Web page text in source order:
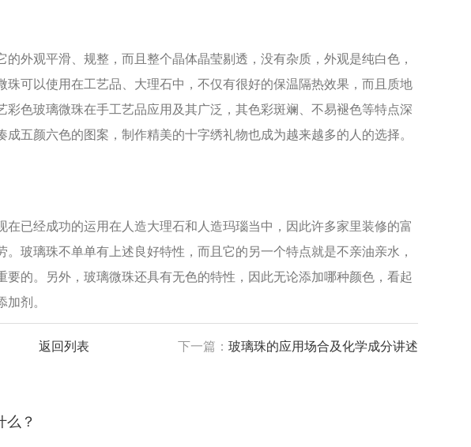
观平滑、规整，而且整个晶体晶莹剔透，没有杂质，外观是纯白色，
可以使用在工艺品、大理石中，不仅有很好的保温隔热效果，而且质地
色玻璃微珠在手工艺品应用及其广泛，其色彩斑斓、不易褪色等特点深
五颜六色的图案，制作精美的十字绣礼物也成为越来越多的人的选择。
已经成功的运用在人造大理石和人造玛瑙当中，因此许多家里装修的富
玻璃珠不单单有上述良好特性，而且它的另一个特点就是不亲油亲水，
的。另外，玻璃微珠还具有无色的特性，因此无论添加哪种颜色，看起
剂。
返回列表 下一篇： 玻璃珠的应用场合及化学成分讲述
么？